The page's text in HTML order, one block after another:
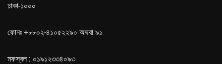
ঢাকা-১০০০
ফোনঃ +৮৮০২-৪১০৫২২৯০ অথবা ৯১
মফস্বল : ০১৯১২৩৩৪০৯৩